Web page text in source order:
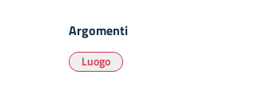
Argomenti
Luogo